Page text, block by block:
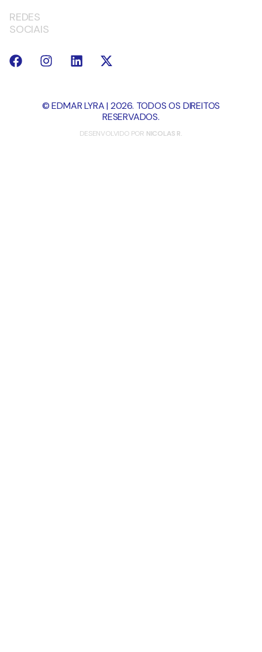
REDES
SOCIAIS
© EDMAR LYRA | 2026. TODOS OS DIREITOS
RESERVADOS.
DESENVOLVIDO POR NICOLAS R.